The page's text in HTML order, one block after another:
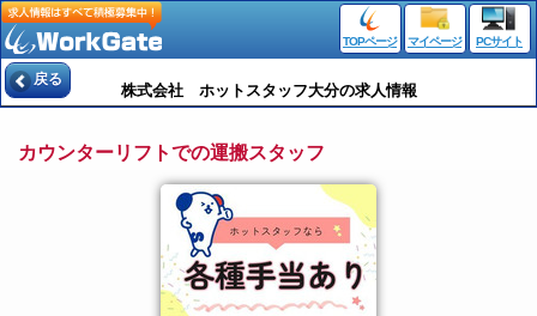
TOPページ マイページ PCサイト
戻る
株式会社 ホットスタッフ大分の求人情報
カウンターリフトでの運搬スタッフ